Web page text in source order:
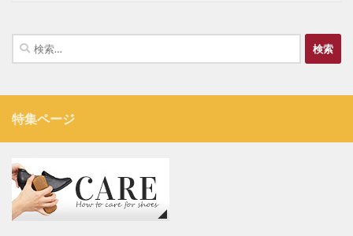
検
索:
特集ページ